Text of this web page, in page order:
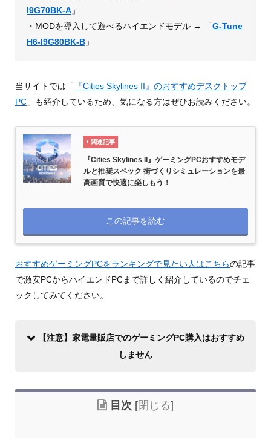
I9G70BK-A」
・MODを導入して遊べるハイエンドモデル → 「G-Tune
H6-I9G80BK-B」
当サイトでは「
『Cities Skylines II』のおすすめデスクトップ
PC」も紹介しているため、気になる方はぜひお読みください。
関連記事
『Cities Skylines II』ゲーミングPCおすすめモデ
ルと推奨スペック 街づくりシミュレーションを最
高画質で快適に楽しもう！
この記事を読む
おすすめゲーミングPCをランキングで見たい人はこちらの記事
で激安PCからハイエンドPCまで詳しく紹介しているのでチェ
ックしてみてください。
【注意】家電量販店でのゲーミングPC購入はおすすめ
しません
目次 [閉じる]